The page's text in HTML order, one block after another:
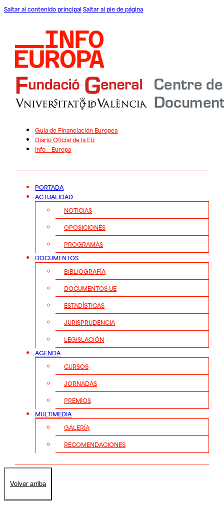
Saltar al contenido principal Saltar al pie de página
Guía de Financiación Europea
Diario Oficial de la EU
Info – Europa
PORTADA
ACTUALIDAD
NOTICIAS
OPOSICIONES
PROGRAMAS
DOCUMENTOS
BIBLIOGRAFÍA
DOCUMENTOS UE
ESTADÍSTICAS
JURISPRUDENCIA
LEGISLACIÓN
AGENDA
CURSOS
JORNADAS
PREMIOS
MULTIMEDIA
GALERÍA
RECOMENDACIONES
Volver arriba